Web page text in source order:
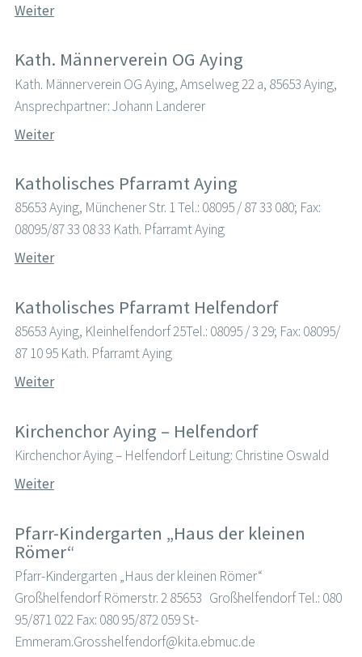
Weiter
Kath. Männerverein OG Aying
Kath. Männerverein OG Aying, Amselweg 22 a, 85653 Aying,
Ansprechpartner: Johann Landerer
Weiter
Katholisches Pfarramt Aying
85653 Aying, Münchener Str. 1 Tel.: 08095 / 87 33 080; Fax:
08095/87 33 08 33 Kath. Pfarramt Aying
Weiter
Katholisches Pfarramt Helfendorf
85653 Aying, Kleinhelfendorf 25Tel.: 08095 / 3 29; Fax: 08095/
87 10 95 Kath. Pfarramt Aying
Weiter
Kirchenchor Aying – Helfendorf
Kirchenchor Aying – Helfendorf Leitung: Christine Oswald
Weiter
Pfarr-Kindergarten „Haus der kleinen
Römer“
Pfarr-Kindergarten „Haus der kleinen Römer“
Großhelfendorf Römerstr. 2 85653 Großhelfendorf Tel.: 080
95/871 022 Fax: 080 95/872 059 St-
Emmeram.Grosshelfendorf@kita.ebmuc.de